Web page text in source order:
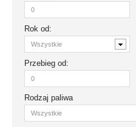
Rok od:
Przebieg od:
Rodzaj paliwa